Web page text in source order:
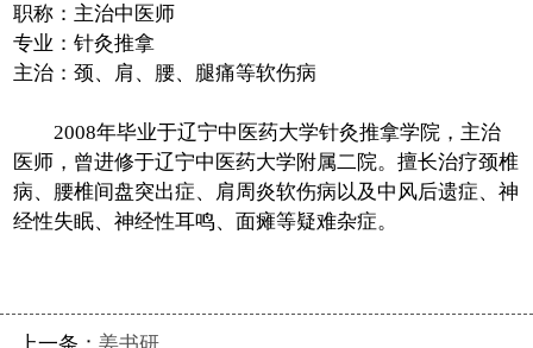
职称：主治中医师
专业：针灸推拿
主治：颈、肩、腰、腿痛等软伤病
2008年毕业于辽宁中医药大学针灸推拿学院，主治
医师，曾进修于辽宁中医药大学附属二院。擅长治疗颈椎
病、腰椎间盘突出症、肩周炎软伤病以及中风后遗症、神
经性失眠、神经性耳鸣、面瘫等疑难杂症。